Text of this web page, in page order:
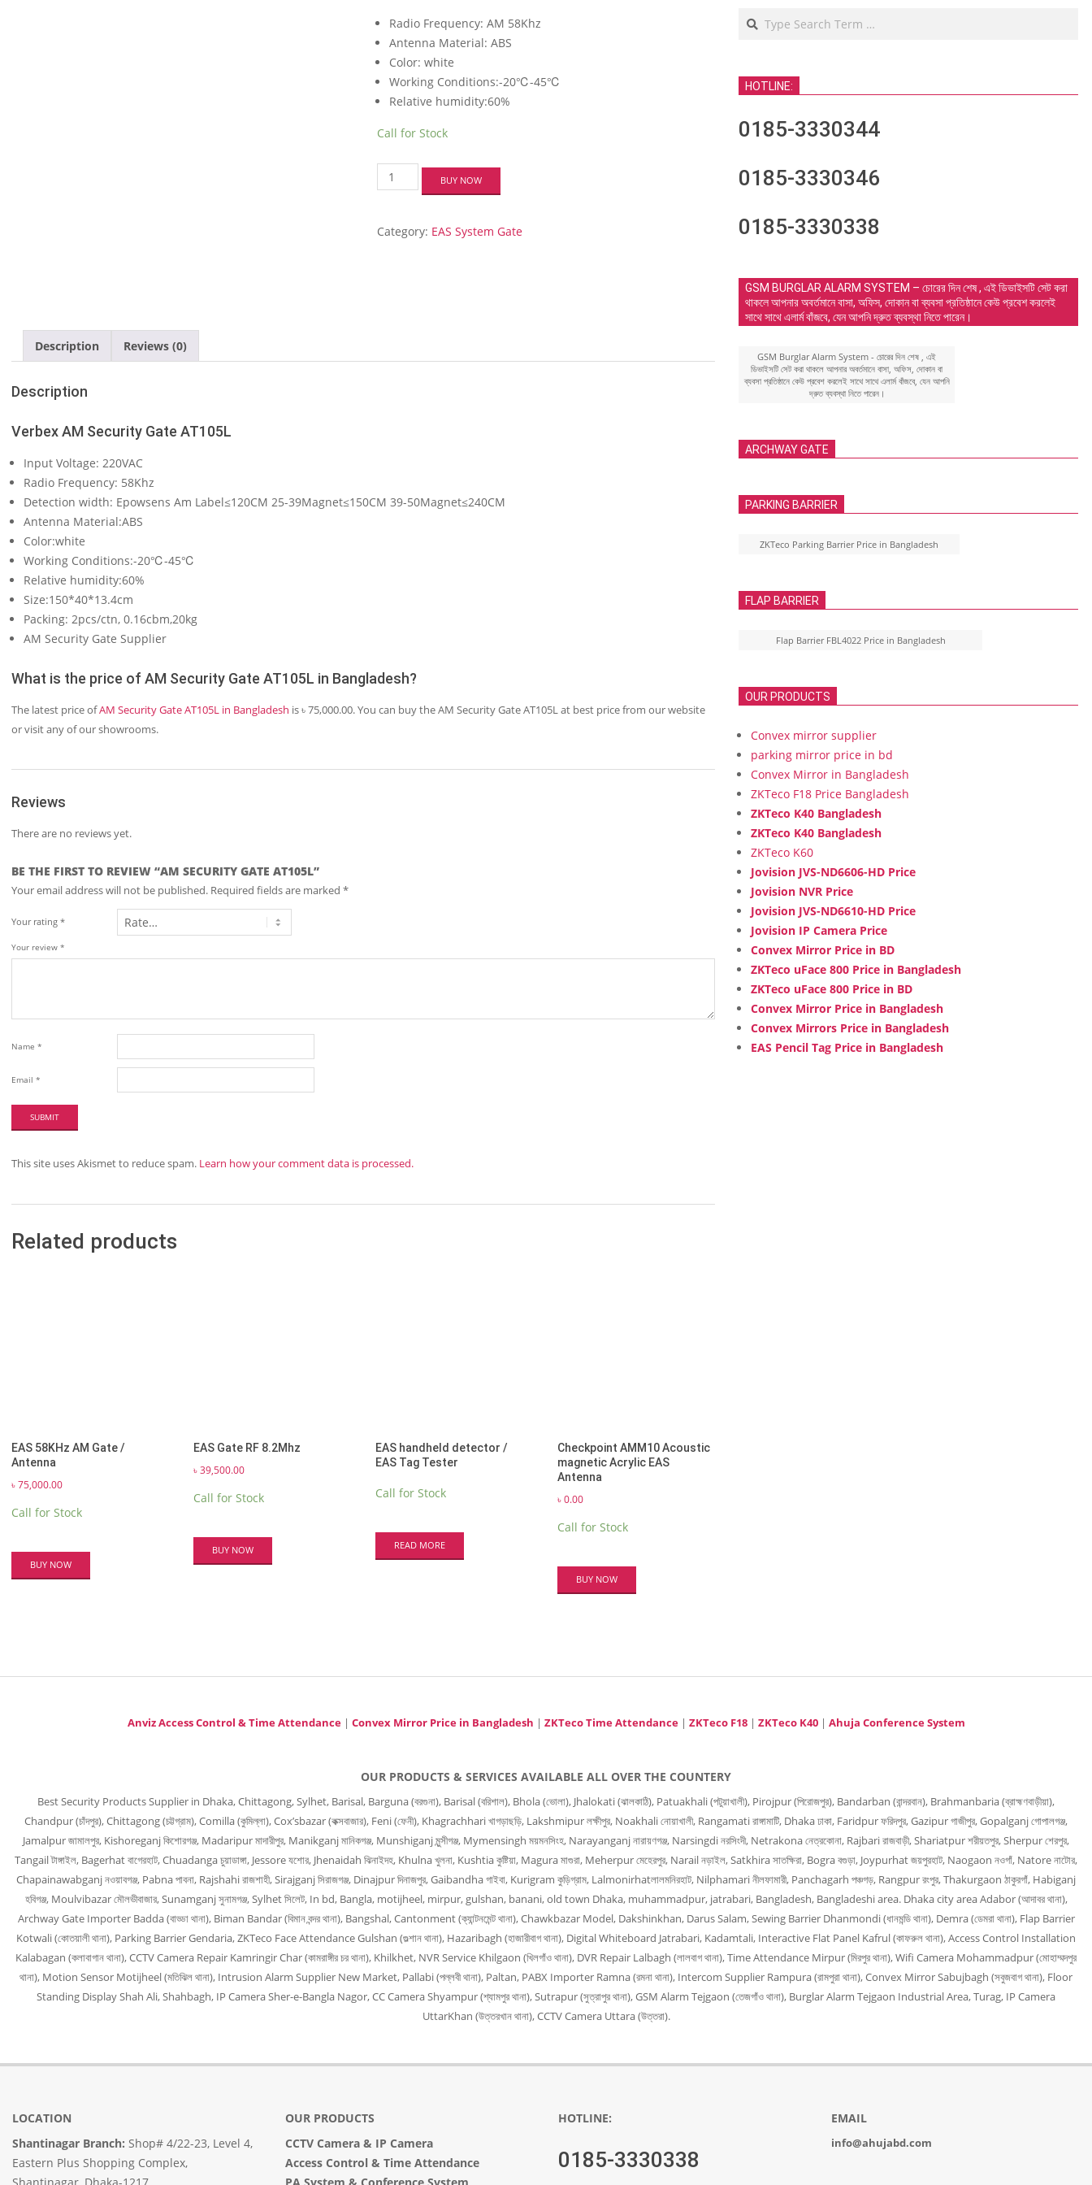
Radio Frequency: AM 58Khz
Antenna Material: ABS
Color: white
Working Conditions:-20℃-45℃
Relative humidity:60%
Call for Stock
AM
Security
quantity
BUY NOW
Category: EAS System Gate
Description Reviews (0)
Description
Verbex AM Security Gate AT105L
Input Voltage: 220VAC
Radio Frequency: 58Khz
Detection width: Epowsens Am Label≤120CM 25-39Magnet≤150CM 39-50Magnet≤240CM
Antenna Material:ABS
Color:white
Working Conditions:-20℃-45℃
Relative humidity:60%
Size:150*40*13.4cm
Packing: 2pcs/ctn, 0.16cbm,20kg
AM Security Gate Supplier
What is the price of AM Security Gate AT105L in Bangladesh?
The latest price ofAM Security Gate AT105L in Bangladesh is ৳ 75,000.00. You can buy the AM Security Gate AT105L at best price from our website
or visit any of our showrooms.
Reviews
There are no reviews yet.
BE THE FIRST TO REVIEW “AM SECURITY GATE AT105L”
Your email address will not be published. Required fields are marked *
Your rating *
Your review *
Name *
Email *
This site uses Akismet to reduce spam. Learn how your comment data is processed.
Related products
EAS 58KHz AM Gate /
Antenna
৳75,000.00
Call for Stock
BUY NOW
EAS Gate RF 8.2Mhz
৳39,500.00
Call for Stock
BUY NOW
EAS handheld detector /
EAS Tag Tester
Call for Stock
READ MORE
Checkpoint AMM10 Acoustic
magnetic Acrylic EAS
Antenna
৳0.00
Call for Stock
BUY NOW
Search
HOTLINE:
0185-3330344
0185-3330346
0185-3330338
GSM BURGLAR ALARM SYSTEM – চোরের দিন শেষ , এই ডিভাইসটি সেট করা
থাকলে আপনার অবর্তমানে বাসা, অফিস, দোকান বা ব্যবসা প্রতিষ্ঠানে কেউ প্রবেশ করলেই
সাথে সাথে এলার্ম বাঁজবে, যেন আপনি দ্রুত ব্যবস্থা নিতে পারেন।
GSM Burglar Alarm System - চোরের দিন শেষ , এই
ডিভাইসটি সেট করা থাকলে আপনার অবর্তমানে বাসা, অফিস, দোকান বা
ব্যবসা প্রতিষ্ঠানে কেউ প্রবেশ করলেই সাথে সাথে এলার্ম বাঁজবে, যেন আপনি
দ্রুত ব্যবস্থা নিতে পারেন।
ARCHWAY GATE
PARKING BARRIER
ZKTeco Parking Barrier Price in Bangladesh
FLAP BARRIER
Flap Barrier FBL4022 Price in Bangladesh
OUR PRODUCTS
Convex mirror supplier
parking mirror price in bd
Convex Mirror in Bangladesh
ZKTeco F18 Price Bangladesh
ZKTeco K40 Bangladesh
ZKTeco K40 Bangladesh
ZKTeco K60
Jovision JVS-ND6606-HD Price
Jovision NVR Price
Jovision JVS-ND6610-HD Price
Jovision IP Camera Price
Convex Mirror Price in BD
ZKTeco uFace 800 Price in Bangladesh
ZKTeco uFace 800 Price in BD
Convex Mirror Price in Bangladesh
Convex Mirrors Price in Bangladesh
EAS Pencil Tag Price in Bangladesh
Anviz Access Control & Time Attendance| Convex Mirror Price in Bangladesh | ZKTeco Time Attendance| ZKTeco F18| ZKTeco K40| Ahuja Conference System
OUR PRODUCTS & SERVICES AVAILABLE ALL OVER THE COUNTERY
Best Security Products Supplier in Dhaka, Chittagong, Sylhet, Barisal, Barguna (বরগুনা), Barisal (বরিশাল), Bhola (ভোলা), Jhalokati (ঝালকাঠি), Patuakhali (পটুয়াখালী), Pirojpur (পিরোজপুর), Bandarban (বান্দরবান), Brahmanbaria (ব্রাহ্মণবাড়ীয়া),
Chandpur (চাঁদপুর), Chittagong (চট্টগ্রাম), Comilla (কুমিল্লা), Cox’sbazar (কক্সবাজার), Feni (ফেনী), Khagrachhari খাগড়াছড়ি, Lakshmipur লক্ষীপুর, Noakhali নোয়াখালী, Rangamati রাঙ্গামাটি, Dhaka ঢাকা, Faridpur ফরিদপুর, Gazipur গাজীপুর, Gopalganj গোপালগঞ্জ,
Jamalpur জামালপুর, Kishoreganj কিশোরগঞ্জ, Madaripur মাদারীপুর, Manikganj মানিকগঞ্জ, Munshiganj মুন্সীগঞ্জ, Mymensingh ময়মনসিংহ, Narayanganj নারায়ণগঞ্জ, Narsingdi নরসিংদী, Netrakona নেত্রকোনা, Rajbari রাজবাড়ী, Shariatpur শরীয়তপুর, Sherpur শেরপুর,
Tangail টাঙ্গাইল, Bagerhat বাগেরহাট, Chuadanga চুয়াডাঙ্গা, Jessore যশোর, Jhenaidah ঝিনাইদহ, Khulna খুলনা, Kushtia কুষ্টিয়া, Magura মাগুরা, Meherpur মেহেরপুর, Narail নড়াইল, Satkhira সাতক্ষিরা, Bogra বগুড়া, Joypurhat জয়পুরহাট, Naogaon নওগাঁ, Natore নাটোর,
Chapainawabganj নওয়াবগঞ্জ, Pabna পাবনা, Rajshahi রাজশাহী, Sirajganj সিরাজগঞ্জ, Dinajpur দিনাজপুর, Gaibandha গাইবা, Kurigram কুড়িগ্রাম, Lalmonirhatলালমনিরহাট, Nilphamari নীলফামারী, Panchagarh পঞ্চগড়, Rangpur রংপুর, Thakurgaon ঠাকুরগাঁ, Habiganj
হবিগঞ্জ, Moulvibazar মৌলভীবাজার, Sunamganj সুনামগঞ্জ, Sylhet সিলেট, In bd, Bangla, motijheel, mirpur, gulshan, banani, old town Dhaka, muhammadpur, jatrabari, Bangladesh, Bangladeshi area. Dhaka city area Adabor (আদাবর থানা),
Archway Gate Importer Badda (বাড্ডা থানা), Biman Bandar (বিমান বন্দর থানা), Bangshal, Cantonment (ক্যান্টনমেন্ট থানা), Chawkbazar Model, Dakshinkhan, Darus Salam, Sewing Barrier Dhanmondi (ধানমন্ডি থানা), Demra (ডেমরা থানা), Flap Barrier
Kotwali (কোতয়ালী থানা), Parking Barrier Gendaria, ZKTeco Face Attendance Gulshan (গুল্শান থানা), Hazaribagh (হাজারীবাগ থানা), Digital Whiteboard Jatrabari, Kadamtali, Interactive Flat Panel Kafrul (কাফরুল থানা), Access Control Installation
Kalabagan (কলাবাগান থানা), CCTV Camera Repair Kamringir Char (কামরাঙ্গীর চর থানা), Khilkhet, NVR Service Khilgaon (খিলগাঁও থানা), DVR Repair Lalbagh (লালবাগ থানা), Time Attendance Mirpur (মিরপুর থানা), Wifi Camera Mohammadpur (মোহাম্মদপুর
থানা), Motion Sensor Motijheel (মতিঝিল থানা), Intrusion Alarm Supplier New Market, Pallabi (পল্লবী থানা), Paltan, PABX Importer Ramna (রমনা থানা), Intercom Supplier Rampura (রামপুরা থানা), Convex Mirror Sabujbagh (সবুজবাগ থানা), Floor
Standing Display Shah Ali, Shahbagh, IP Camera Sher-e-Bangla Nagor, CC Camera Shyampur (শ্যামপুর থানা), Sutrapur (সুত্রাপুর থানা), GSM Alarm Tejgaon (তেজগাঁও থানা), Burglar Alarm Tejgaon Industrial Area, Turag, IP Camera
UttarKhan (উত্তরখান থানা), CCTV Camera Uttara (উত্তরা).
LOCATION
Shantinagar Branch: Shop# 4/22-23, Level 4,
Eastern Plus Shopping Complex,
Shantinagar, Dhaka-1217.
OUR PRODUCTS
CCTV Camera & IP Camera
Access Control & Time Attendance
PA System & Conference System
HOTLINE:
0185-3330338
EMAIL
info@ahujabd.com